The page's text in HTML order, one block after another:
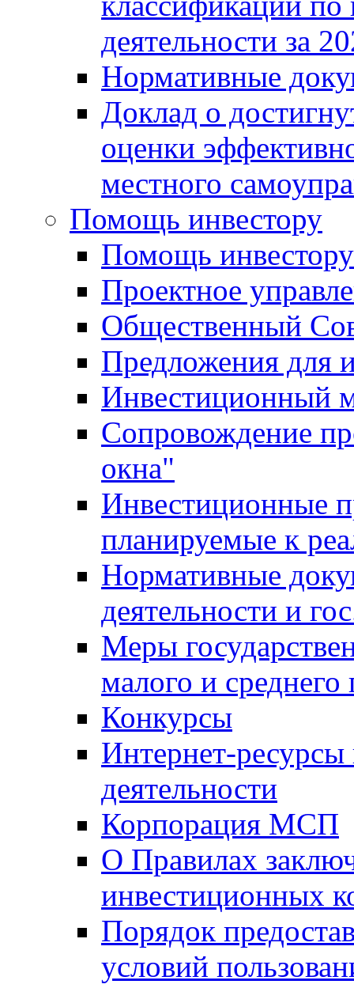
деятельности за
Нормативные
Доклад о
оценки
местного
Помощь инвестору
Помощь инвестору
Проектное
Общественный
Предложения для
Инвестиционный
Сопровождение
окна"
Инвестиционные
планируемые к
Нормативные
деятельности и
Меры
малого и среднего
Конкурсы
Интернет-
деятельности
Корпорация МСП
О Правилах
инвестиционных
Порядок
условий